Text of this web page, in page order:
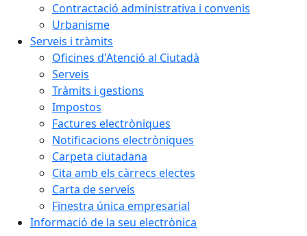
Contractació administrativa i convenis
Urbanisme
Serveis i tràmits
Oficines d'Atenció al Ciutadà
Serveis
Tràmits i gestions
Impostos
Factures electròniques
Notificacions electròniques
Carpeta ciutadana
Cita amb els càrrecs electes
Carta de serveis
Finestra única empresarial
Informació de la seu electrònica